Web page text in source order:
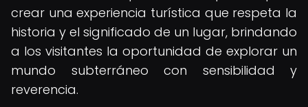
crear una experiencia turística que respeta la
historia y el significado de un lugar, brindando
a los visitantes la oportunidad de explorar un
mundo subterráneo con sensibilidad y
reverencia.